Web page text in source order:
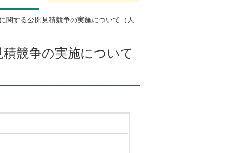
関する公開見積競争の実施について（人
競争の実施について